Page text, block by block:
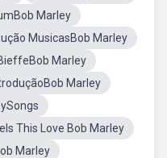
Marley
MusicasBob Marley
Marley
Marley
This Love Bob Marley
Marley